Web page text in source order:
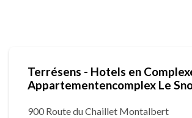
Terrésens - Hotels en
Appartementencomplex Le
900 Route du Chaillet Montalbert